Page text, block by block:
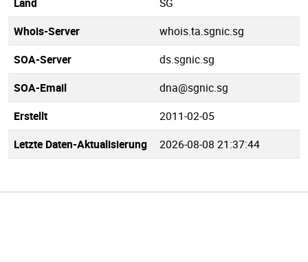
Whois-Server
whois.ta.sgnic.sg
SOA-Server
ds.sgnic.sg
SOA-Email
dna@sgnic.sg
Erstellt
2011-02-05
Letzte Daten-Aktualisierung
2026-08-08 21:37:44